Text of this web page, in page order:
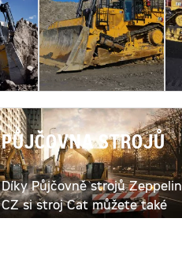
PŮJČOVNA STROJŮ
Díky Půjčovně strojů Zeppelin
CZ si stroj Cat můžete také